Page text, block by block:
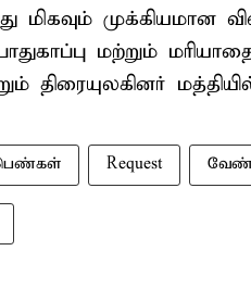
மிகவும் முக்கியமான
மற்றும்
திரையுலகினர்
Request